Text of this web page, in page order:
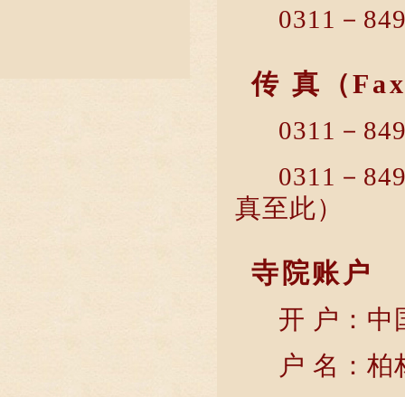
0311－
传 真（
0311－
0311－
真至此）
寺院账户
开 户：中
户 名：柏